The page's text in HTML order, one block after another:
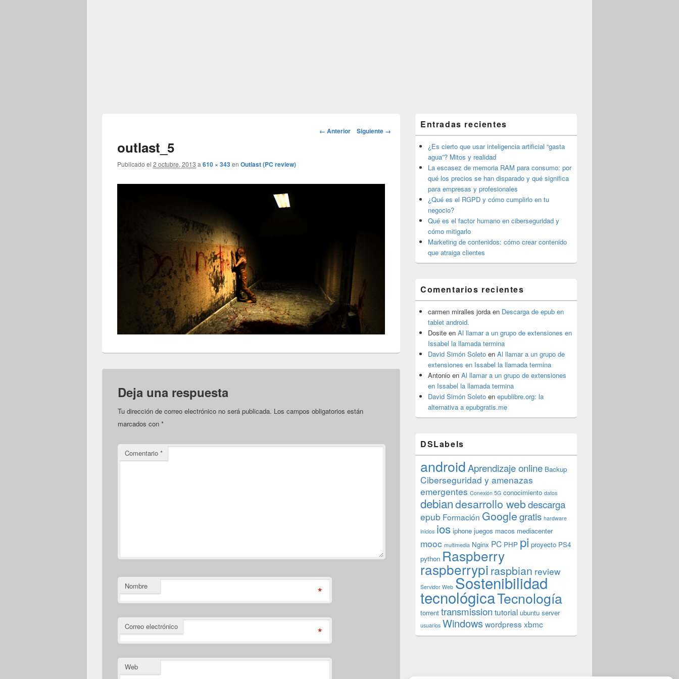
Navegador
← Anterior Siguiente →
outlast_5
Publicado el 2 octubre, 2013 a 610 × 343en Outlast (PC review)
Deja una respuesta
Tu dirección de correo electrónico no será publicada. Los campos obligatorios están
marcados con *
Comentario *
Nombre *
Correo electrónico *
Web
área
de
widget
barra
lateral
primaria
Entradas recientes
¿Es cierto que usar inteligencia artificial “gasta
agua”? Mitos y realidad
La escasez de memoria RAM para consumo: por
qué los precios se han disparado y qué significa
para empresas y profesionales
¿Qué es el RGPD y cómo cumplirlo en tu
negocio?
Qué es el factor humano en ciberseguridad y
cómo mitigarlo
Marketing de contenidos: cómo crear contenido
que atraiga clientes
Comentarios recientes
carmen miralles jorda en Descarga de epub en
tablet android.
Dosite en Al llamar a un grupo de extensiones en
Issabel la llamada termina
David Simón Soleto en Al llamar a un grupo de
extensiones en Issabel la llamada termina
Antonio en Al llamar a un grupo de extensiones
en Issabel la llamada termina
David Simón Soleto en epublibre.org: la
alternativa a epubgratis.me
DSLabels
androidAprendizaje online Backup
Ciberseguridad y amenazas
emergentes Conexión 5G conocimiento datos
debiandesarrollo webdescarga
epub Formación Googlegratis hardware
inicios ios iphone juegos macos mediacenter
mooc multimedia Nginx PC PHP pi proyecto PS4
python Raspberry
raspberrypi raspbian review
Servidor Web Sostenibilidad
tecnológicaTecnología
torrent transmission tutorial ubuntu server
usuarios Windowswordpress xbmc